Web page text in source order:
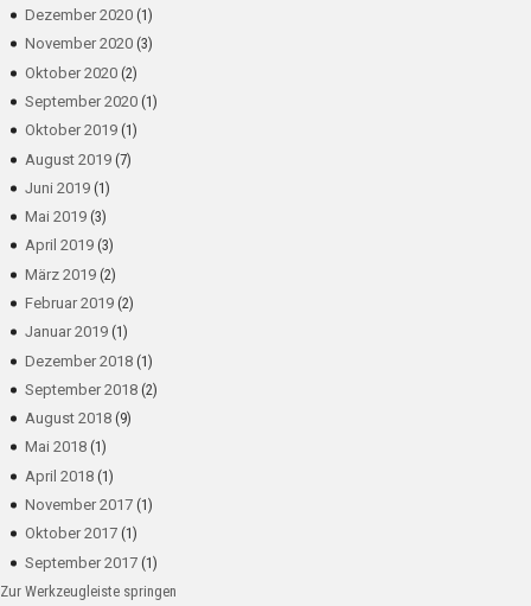
Dezember 2020(1)
November 2020(3)
Oktober 2020(2)
September 2020(1)
Oktober 2019(1)
August 2019(7)
Juni 2019(1)
Mai 2019(3)
April 2019(3)
März 2019(2)
Februar 2019(2)
Januar 2019(1)
Dezember 2018(1)
September 2018(2)
August 2018(9)
Mai 2018(1)
April 2018(1)
November 2017(1)
Oktober 2017(1)
September 2017(1)
Zur Werkzeugleiste springen